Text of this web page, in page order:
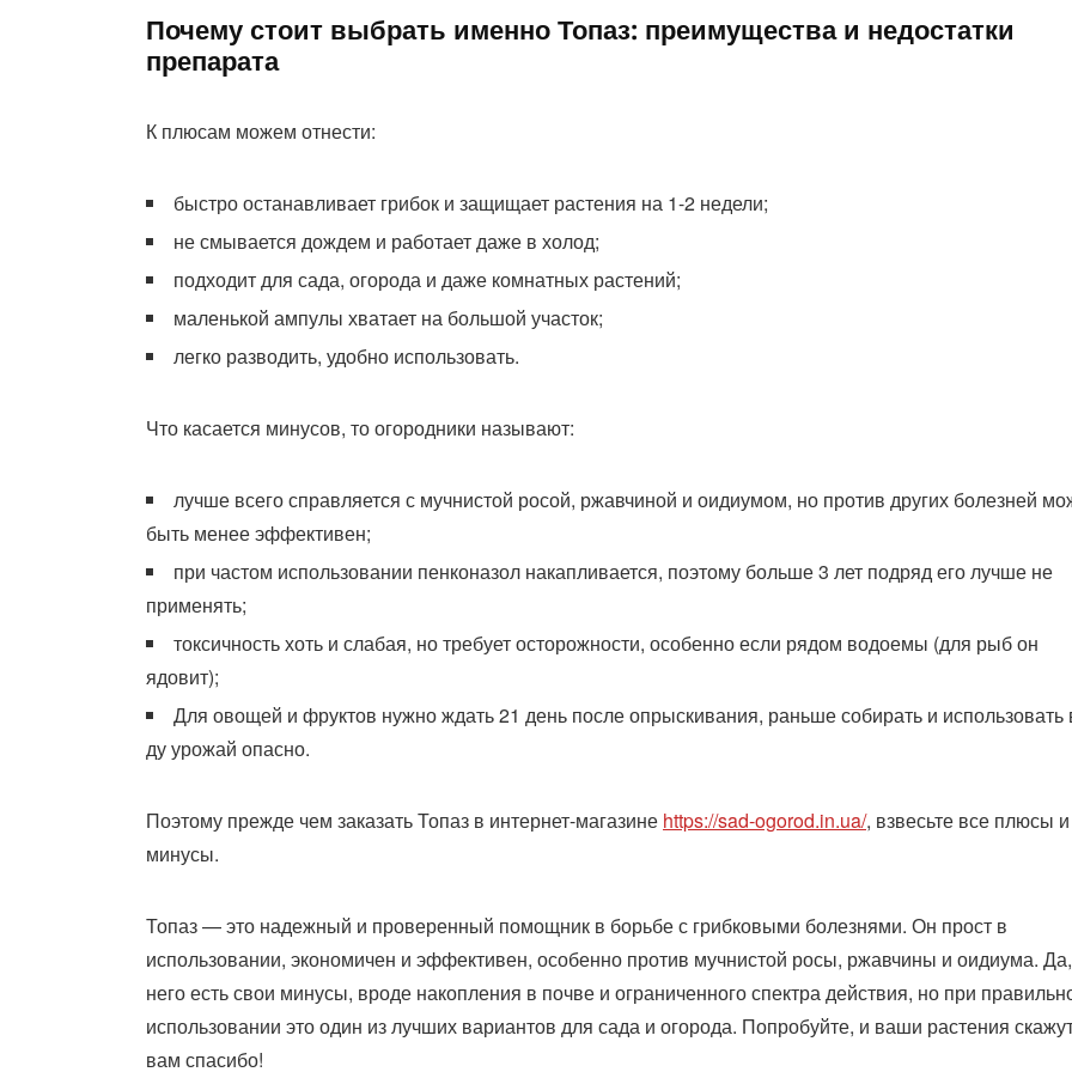
Почему стоит выбрать именно Топаз: преимущества и недостатки
препарата
К плюсам можем отнести:
быстро останавливает грибок и защищает растения на 1-2 недели;
не смывается дождем и работает даже в холод;
подходит для сада, огорода и даже комнатных растений;
маленькой ампулы хватает на большой участок;
легко разводить, удобно использовать.
Что касается минусов, то огородники называют:
лучше всего справляется с мучнистой росой, ржавчиной и оидиумом, но против других болезней
быть менее эффективен;
при частом использовании пенконазол накапливается, поэтому больше 3 лет подряд его лучше не
применять;
токсичность хоть и слабая, но требует осторожности, особенно если рядом водоемы (для рыб он
ядовит);
Для овощей и фруктов нужно ждать 21 день после опрыскивания, раньше собирать и использовать
ду урожай опасно.
Поэтому прежде чем заказать Топаз в интернет-магазине https://sad-ogorod.in.ua/, взвесьте все плюсы и
минусы.
Топаз — это надежный и проверенный помощник в борьбе с грибковыми болезнями. Он прост в
использовании, экономичен и эффективен, особенно против мучнистой росы, ржавчины и оидиума.
него есть свои минусы, вроде накопления в почве и ограниченного спектра действия, но при
использовании это один из лучших вариантов для сада и огорода. Попробуйте, и ваши растения
вам спасибо!